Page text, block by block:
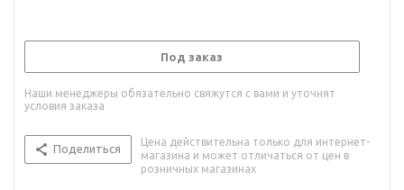
Под заказ
Наши менеджеры обязательно свяжутся с вами и уточнят
условия заказа
Поделиться
Цена действительна только для интернет-
магазина и может отличаться от цен в
розничных магазинах